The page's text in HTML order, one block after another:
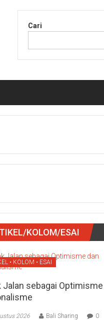
Cari
KOLOM/ESAI
• KOLOM • ESAI
Jalan sebagai
2026 Bali Sharing 0